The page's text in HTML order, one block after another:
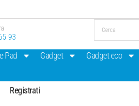
93
Pad Gadget
Gadget eco
Registrati